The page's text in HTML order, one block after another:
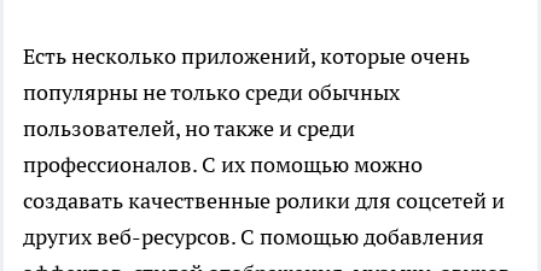
Есть несколько приложений, которые очень
популярны не только среди обычных
пользователей, но также и среди
профессионалов. С их помощью можно
создавать качественные ролики для соцсетей и
других веб-ресурсов. С помощью добавления